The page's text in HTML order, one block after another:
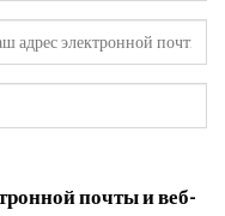
почты и веб-